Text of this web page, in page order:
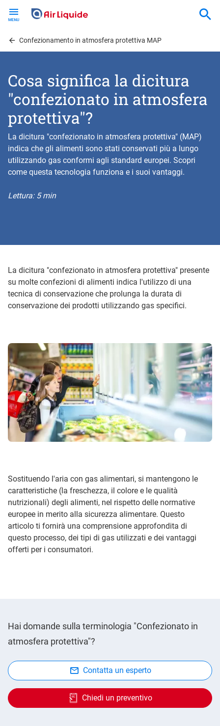
contentConfezionamento in atmosfera protettiva MAP
Cosa significa la dicitura
"confezionato in atmosfera
protettiva"?
La dicitura "confezionato in atmosfera protettiva" (MAP)
indica che gli alimenti sono stati conservati più a lungo
utilizzando gas conformi agli standard europei. Scopri
come questa tecnologia funziona e i suoi vantaggi.
Lettura: 5 min
La dicitura "confezionato in atmosfera protettiva" presente
su molte confezioni di alimenti indica l'utilizzo di una
tecnica di conservazione che prolunga la durata di
conservazione dei prodotti utilizzando gas specifici.
Sostituendo l'aria con gas alimentari, si mantengono le
caratteristiche (la freschezza, il colore e le qualità
nutrizionali) degli alimenti, nel rispetto delle normative
europee in merito alla sicurezza alimentare. Questo
articolo ti fornirà una comprensione approfondita di
questo processo, dei tipi di gas utilizzati e dei vantaggi
offerti per i consumatori.
Hai domande sulla terminologia "Confezionato in
atmosfera protettiva"?
Contatta un esperto
Chiedi un preventivo